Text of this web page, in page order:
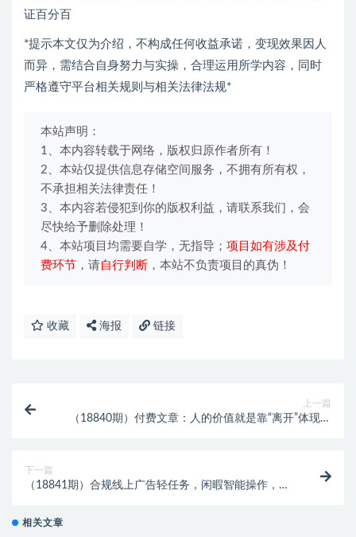
证百分百
*提示本文仅为介绍，不构成任何收益承诺，变现效果因人
而异，需结合自身努力与实操，合理运用所学内容，同时
严格遵守平台相关规则与相关法律法规*
本站声明：
1、本内容转载于网络，版权归原作者所有！
2、本站仅提供信息存储空间服务，不拥有所有权，
不承担相关法律责任！
3、本内容若侵犯到你的版权利益，请联系我们，会
尽快给予删除处理！
4、本站项目均需要自学，无指导； 项目如有涉及付
费环节 ，请自行判断 ，本站不负责项目的真伪！
收藏 海报 链接
上一篇
（18840期）付费文章：人的价值就是靠“离开”体现出
下一篇
（18841期）合规线上广告轻任务，闲暇智能操作，新
相关文章